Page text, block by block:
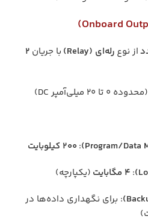
از نوع رله‌ای (Relay) با جریان ۲
(محدوده ۰ تا ۲۰ میلی‌آمپر DC)
: ۲۰۰ کیلوبایت
: ۴ مگابایت
(یکپارچه)
: برای نگهداری داده‌ها در